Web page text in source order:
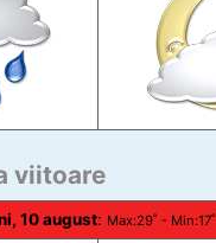
viitoare
10 august: Max:29˚ - Min:17˚